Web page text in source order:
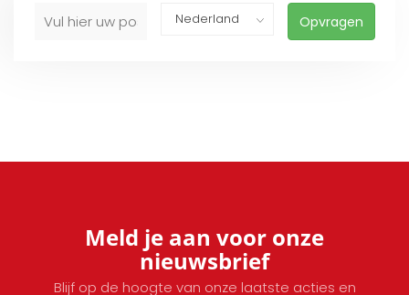
Opvragen
Meld je aan voor onze
nieuwsbrief
Blijf op de hoogte van onze laatste acties en